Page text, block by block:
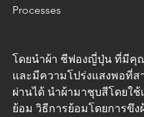
Processes
โดยนำผ้า ชีฟองญี่ปุ่น ที่มีคุ
และมีความโปร่งแสงพอที่ส
ผ่านได้ นำผ้ามาชุบสีโดยใ
ย้อม วิธีการย้อมโดยการขึง